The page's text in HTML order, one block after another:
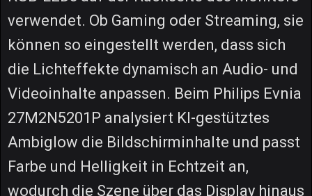
verwendet. Ob Gaming oder Streaming, sie
können so eingestellt werden, dass sich
die Lichteffekte dynamisch an Audio- und
Videoinhalte anpassen. Beim Philips Evnia
27M2N5201P analysiert KI-gestütztes
Ambiglow die Bildschirminhalte und passt
Farbe und Helligkeit in Echtzeit an,
wodurch die Szene über das Display hinaus